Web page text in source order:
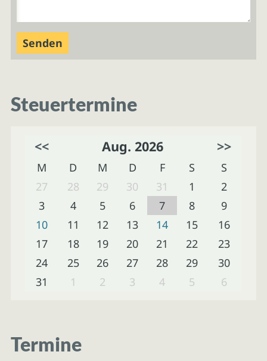
Steuertermine
<< Aug. 2026 >>
M D M D F S
S
27
28 29 30 31 1
2
3
4 5 6 7 8
9
10
11 12 13 14 15
16
17
18 19 20 21 22
23
24
25 26 27 28 29
30
31
1 2 3 4 5 6
Termine